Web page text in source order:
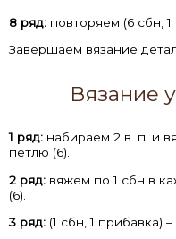
8 ряд: повторяем (6 сбн, 1
Завершаем вязание
Вязание
1 ряд: набираем 2 в. п. и
петлю (6).
2 ряд: вяжем по 1 сбн в
(6).
3 ряд: (1 сбн, 1 прибавка)